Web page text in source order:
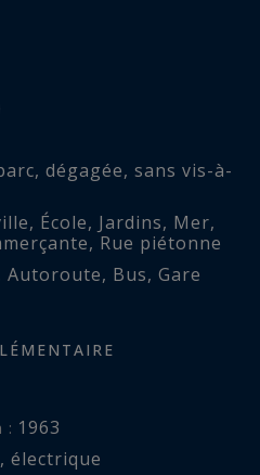
, dégagée, sans vis-à-
, École, Jardins, Mer,
, Rue piétonne
Autoroute, Bus, Gare
: 1963
, électrique